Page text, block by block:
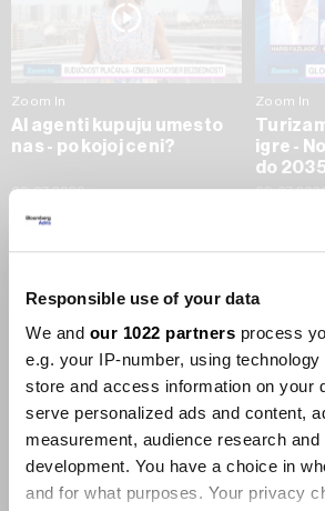
Responsible use of your data
We and our 1022 partners process
e.g. your IP-number, using
store and access information on your
serve personalized ads and content,
measurement, audience research and
development. You have a choice in
and for what purposes. Your privacy
Zoom In
AI agenti kupuju umesto
nas - po kojoj ceni?
09.07.2026
Zoom In
igre -
do
SVE VIJESTI IZ RUBRIKE ZOOM IN
Businessweek Adria
Korisnici GLP-1
ekonomija se deblja
Visok trošak selidbe